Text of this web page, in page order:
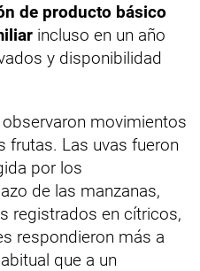
de producto básico
incluso en un año
y disponibilidad
movimientos
frutas. Las uvas fueron
por los
de las manzanas,
registrados en cítricos,
respondieron más a
que a un